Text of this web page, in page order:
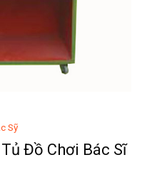
Sỹ
Đồ Chơi Bác Sĩ